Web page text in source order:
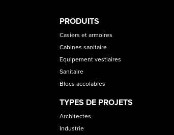
PRODUCT
CATEGORIES
PRODUITS
Casiers et armoires
Cabines sanitaire
Equipement vestiaires
Sanitaire
Blocs accolables
TYPES DE PROJETS
Architectes
Industrie